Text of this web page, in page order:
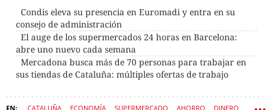
Condis eleva su presencia en Euromadi y entra en su
consejo de administración
El auge de los supermercados 24 horas en Barcelona:
abre uno nuevo cada semana
Mercadona busca más de 70 personas para trabajar en
sus tiendas de Cataluña: múltiples ofertas de trabajo
CATALUÑA ECONOMÍA SUPERMERCADO AHORRO DINERO